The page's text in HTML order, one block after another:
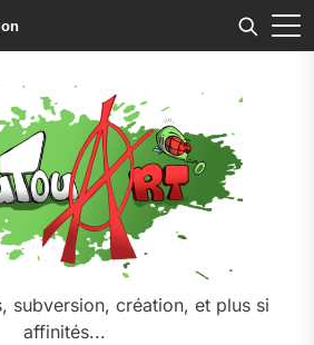
subversion, création, et plus si
affinités...